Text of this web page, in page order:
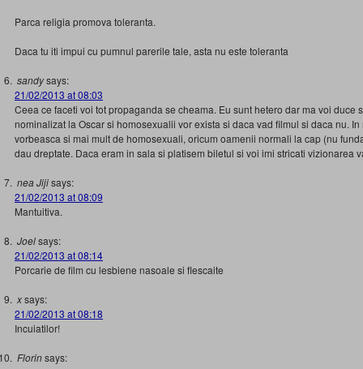
Parca religia promova toleranta.
Daca tu iti impui cu pumnul parerile tale, asta nu este toleranta
sandysays:
21/02/2013 at 08:03
Ceea ce faceti voi tot propaganda se cheama. Eu sunt hetero dar ma voi duce
nominalizat la Oscar si homosexualii vor exista si daca vad filmul si daca nu.
vorbeasca si mai mult de homosexuali, oricum oamenii normali la cap (nu
dau dreptate. Daca eram in sala si platisem biletul si voi imi stricati vizionarea
nea Jijisays:
21/02/2013 at 08:09
Mantuitiva.
Joelsays:
21/02/2013 at 08:14
Porcarie de film cu lesbiene nasoale si flescaite
xsays:
21/02/2013 at 08:18
Incuiatilor!
Florinsays: